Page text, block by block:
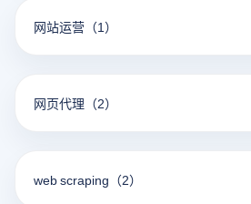
网站运营 （1）
网页代理 （2）
web scraping （2）